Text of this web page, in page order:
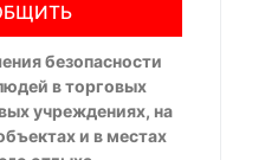
безопасности
в торговых
учреждениях, на
и в местах